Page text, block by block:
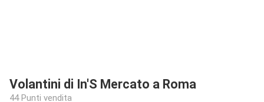
Volantini di In'S Mercato a Roma
44 Punti vendita